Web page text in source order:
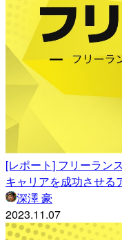
[レポート] フリーラン
キャリアを成功させる
深澤 豪
2023.11.07